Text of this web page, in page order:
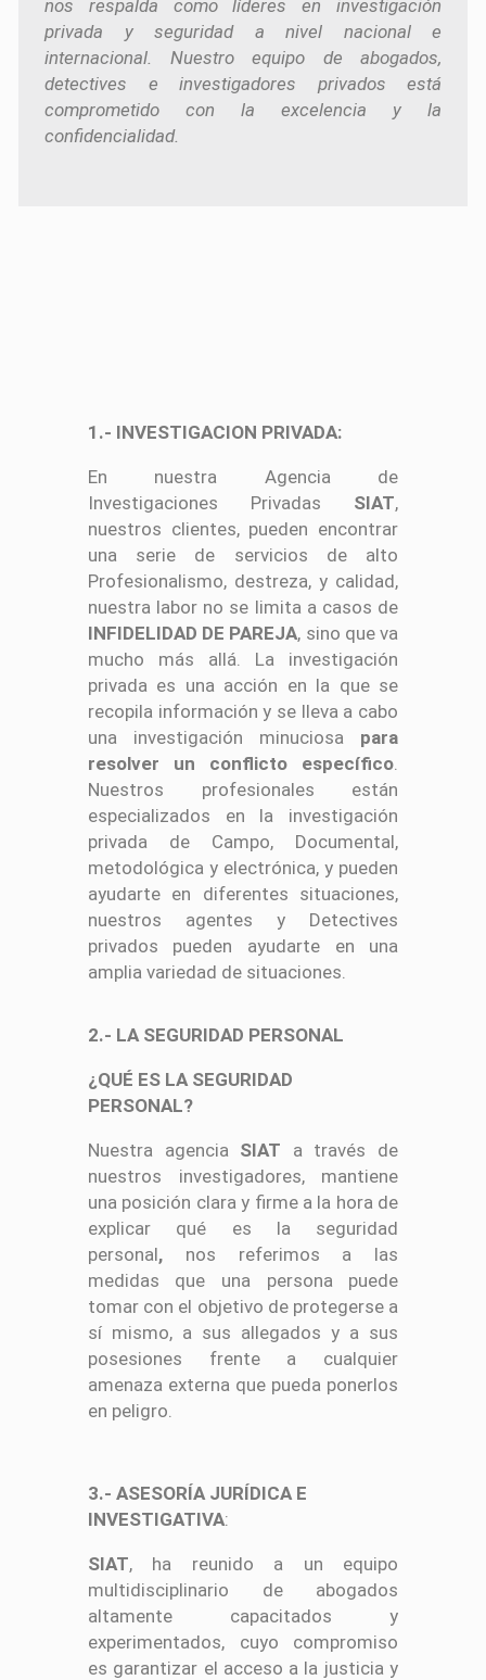
nos respalda como líderes en investigación
privada y seguridad a nivel nacional e
internacional. Nuestro equipo de abogados,
detectives e investigadores privados está
comprometido con la excelencia y la
confidencialidad.
1.- INVESTIGACION PRIVADA:
En nuestra Agencia de
Investigaciones Privadas SIAT,
nuestros clientes, pueden encontrar
una serie de servicios de alto
Profesionalismo, destreza, y calidad,
nuestra labor no se limita a casos de
INFIDELIDAD DE PAREJA, sino que va
mucho más allá. La investigación
privada es una acción en la que se
recopila información y se lleva a cabo
una investigación minuciosa para
resolver un conflicto específico
Nuestros profesionales están
especializados en la investigación
privada de Campo, Documental,
metodológica y electrónica, y pueden
ayudarte en diferentes situaciones,
nuestros agentes y Detectives
privados pueden ayudarte en una
amplia variedad de situaciones.
2.- LA SEGURIDAD PERSONAL
¿QUÉ ES LA SEGURIDAD
PERSONAL?
Nuestra agencia SIAT a través de
nuestros investigadores, mantiene
una posición clara y firme a la hora de
explicar qué es la seguridad
personal,nos referimos a las
medidas que una persona puede
tomar con el objetivo de protegerse a
sí mismo, a sus allegados y a sus
posesiones frente a cualquier
amenaza externa que pueda ponerlos
en peligro.
3.- ASESORÍA JURÍDICA E
INVESTIGATIVA:
SIAT, ha reunido a un equipo
multidisciplinario de abogados
altamente capacitados y
experimentados, cuyo compromiso
es garantizar el acceso a la justicia y